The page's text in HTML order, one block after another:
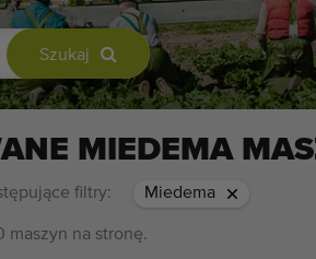
Szukaj
MIEDEMA
filtry: Miedema
maszyn na stronę.